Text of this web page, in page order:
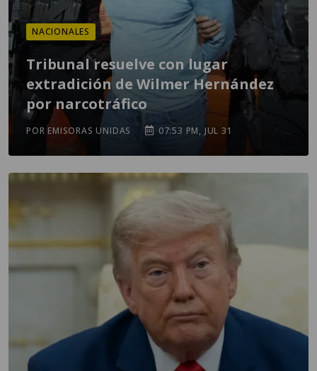
NACIONALES
Tribunal resuelve con lugar
extradición de Wilmer Hernández
por narcotráfico
POR EMISORAS UNIDAS 07:53 PM, JUL 31